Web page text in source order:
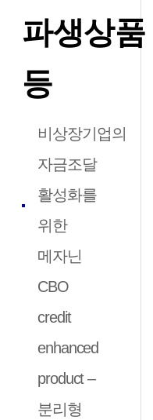
파생상품
등
비상장기업의
자금조달
활성화를
위한
메자닌
CBO
credit
enhanced
product –
분리형